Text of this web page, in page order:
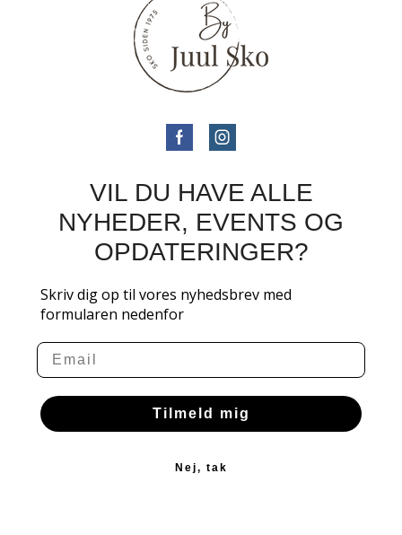
VIL DU HAVE ALLE
NYHEDER, EVENTS OG
OPDATERINGER?
Skriv dig op til vores nyhedsbrev med
formularen nedenfor
Email
Tilmeld mig
Nej, tak